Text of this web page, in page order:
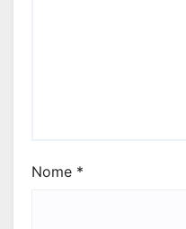
Nome *